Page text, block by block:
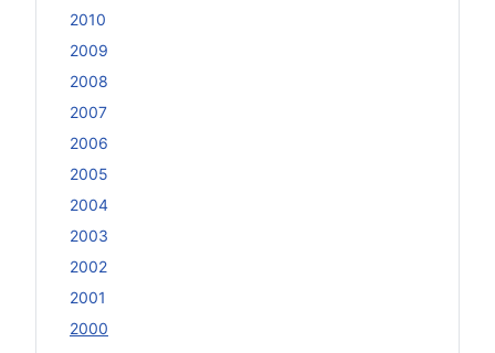
2010
2009
2008
2007
2006
2005
2004
2003
2002
2001
2000